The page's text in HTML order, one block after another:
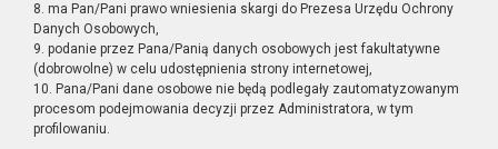
8. ma Pan/Pani prawo wniesienia skargi do Prezesa Urzędu Ochrony
Danych Osobowych,
9. podanie przez Pana/Panią danych osobowych jest fakultatywne
(dobrowolne) w celu udostępnienia strony internetowej,
10. Pana/Pani dane osobowe nie będą podlegały zautomatyzowanym
procesom podejmowania decyzji przez Administratora, w tym
profilowaniu.